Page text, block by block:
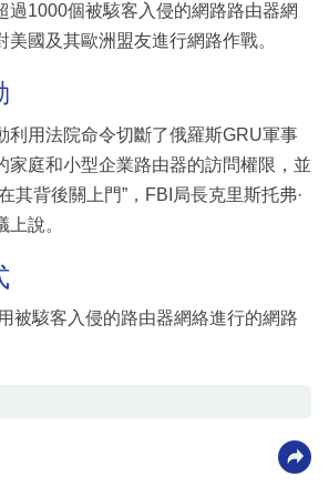
過1000個被駭客入侵的網路路由器網
國及其歐洲盟友進行網路作戰。
利用法院命令切斷了俄羅斯GRU軍事
家庭和小型企業路由器的訪問權限，並
其背後關上門”，FBI局長克里斯托弗·
說。
被駭客入侵的路由器網絡進行的網路